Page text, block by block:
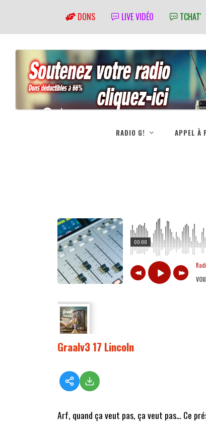
DONS LIVE VIDÉO TCHAT'
RADIO G! APPEL À
00:00
Graalv3 17 Lincoln
Arf, quand ça veut pas, ça veut pas… Ce